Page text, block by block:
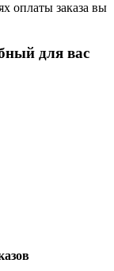
оплаты заказа вы
для вас